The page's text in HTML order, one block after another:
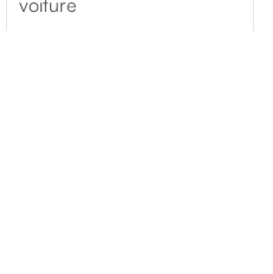
voiture